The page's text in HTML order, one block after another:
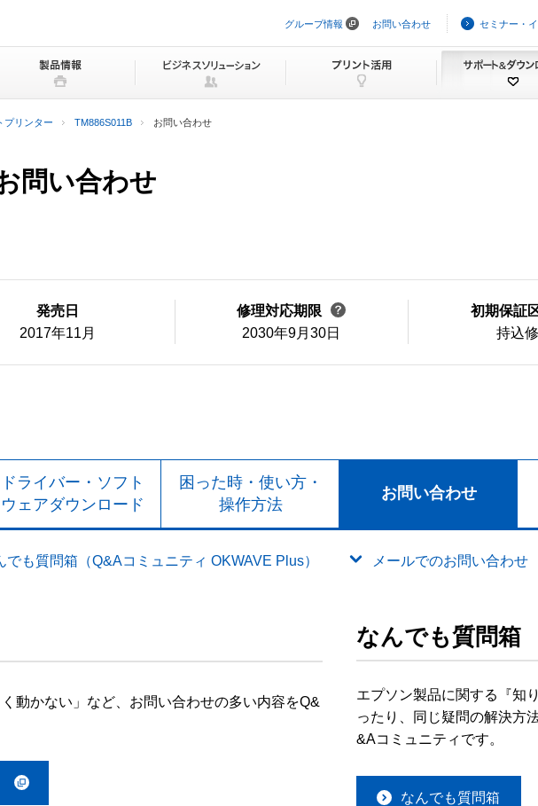
ビ
ョ
グループ情報 お問い合わせ セミナー・
プリンター TM886S011B お問い合わせ
問い合わせ
発売日
2017年11月
修理対応期限
2030年9月30日
初期保証
持込
ドライバー・ソフト
ウェアダウンロード
困った時・使い方・
操作方法
お問い合わせ
でも質問箱（Q&Aコミュニティ OKWAVE Plus） メールでのお問い合わせ
動かない」など、お問い合わせの多い内容をQ&
なんでも質問箱
エプソン製品に関する『知
ったり、同じ疑問の解決方
&Aコミュニティです。
なんでも質問箱